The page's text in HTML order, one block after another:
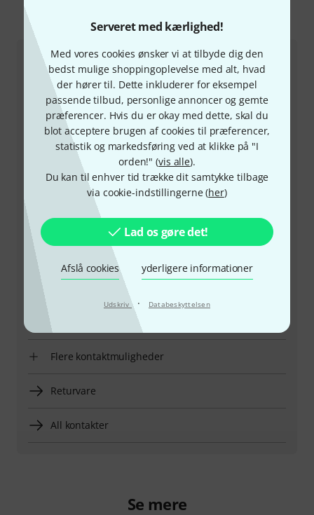
Serveret med kærlighed!
Med vores cookies ønsker vi at tilbyde dig den
bedst mulige shoppingoplevelse med alt, hvad
der hører til. Dette inkluderer for eksempel
passende tilbud, personlige annoncer og gemte
præferencer. Hvis du er okay med dette, skal du
blot acceptere brugen af cookies til præferencer,
statistik og markedsføring ved at klikke på "I
orden!" (vis alle).
Du kan til enhver tid trække dit samtykke tilbage
via cookie-indstillingerne (her)
Lad os gøre det!
Afslå cookies yderligere informationer
Udskriv · Databeskyttelsen
Sådan kontakter du os
Kundeservice Danmark
+45-78150202
Vores kundeservice står klar til at hjælpe, hvis du har
spørgsmål eller problemer efter dit køb.
Hav dit kundenummer parat
Åbningstider (CEST - Centraleuropæisk
Flere kontaktmuligheder
Returvare
All kontakter
Se mere